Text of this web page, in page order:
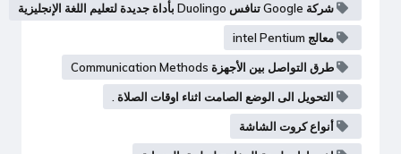
شركة Google تنافس Duolingo بأداة جديدة لتعليم اللغة الإنجليزية
معالج intel Pentium
طرق التواصل بين الأجهزة Communication Methods
التحويل الى الوضع الصامت اثناء اوقات الصلاة .
أنواع كروت الشاشة